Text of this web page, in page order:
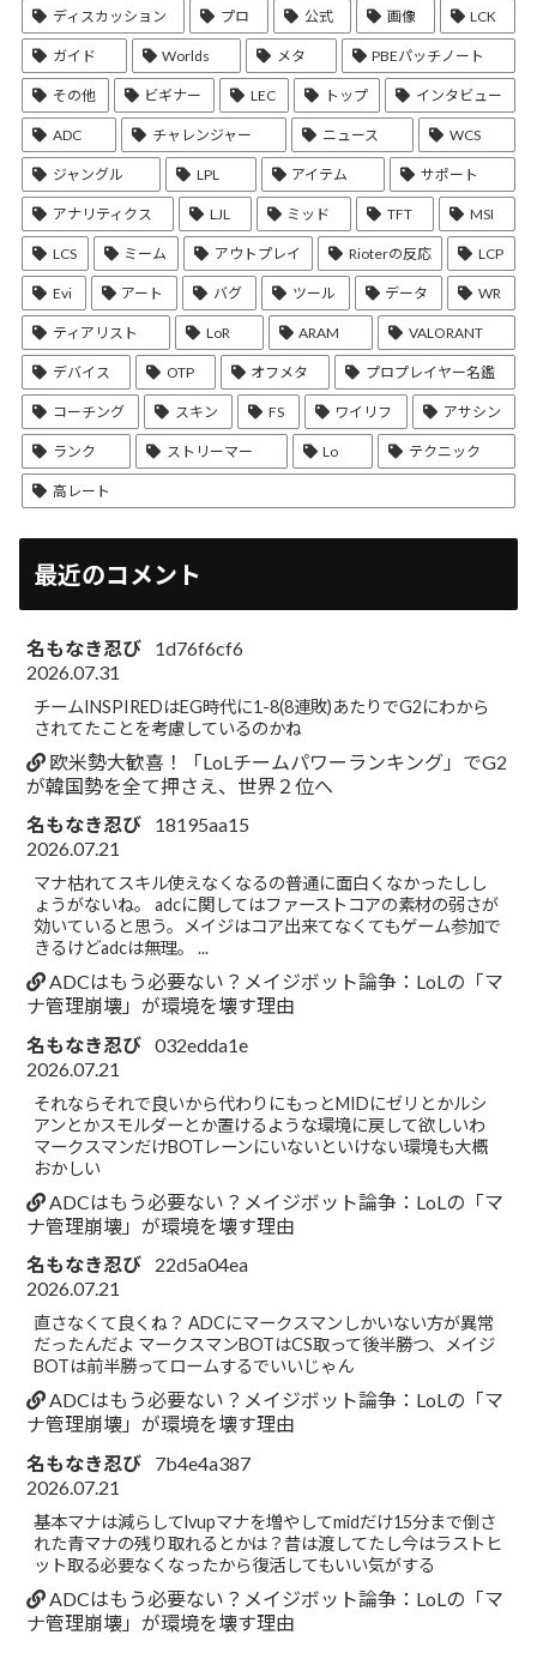
ディスカッション プロ 公式 画像 LCK
ガイド Worlds メタ PBEパッチノート
その他 ビギナー LEC トップ インタビュー
ADC チャレンジャー ニュース WCS
ジャングル LPL アイテム サポート
アナリティクス LJL ミッド TFT MSI
LCS ミーム アウトプレイ Rioterの反応 LCP
Evi アート バグ ツール データ WR
ティアリスト LoR ARAM VALORANT
デバイス OTP オフメタ プロプレイヤー名鑑
コーチング スキン FS ワイリフ アサシン
ランク ストリーマー Lo テクニック
高レート
最近のコメント
名もなき忍び
1d76f6cf6
2026.07.31
チームINSPIREDはEG時代に1-8(8連敗)あたりでG2にわから
されてたことを考慮しているのかね
欧米勢大歓喜！「LoLチームパワーランキング」でG2
が韓国勢を全て押さえ、世界２位へ
名もなき忍び
18195aa15
2026.07.21
マナ枯れてスキル使えなくなるの普通に面白くなかったしし
ょうがないね。 adcに関してはファーストコアの素材の弱さが
効いていると思う。メイジはコア出来てなくてもゲーム参加で
きるけどadcは無理。 ...
ADCはもう必要ない？メイジボット論争：LoLの「マ
ナ管理崩壊」が環境を壊す理由
名もなき忍び 032edda1e
2026.07.21
それならそれで良いから代わりにもっとMIDにゼリとかルシ
アンとかスモルダーとか置けるような環境に戻して欲しいわ
マークスマンだけBOTレーンにいないといけない環境も大概
おかしい
ADCはもう必要ない？メイジボット論争：LoLの「マ
ナ管理崩壊」が環境を壊す理由
名もなき忍び
22d5a04ea
2026.07.21
直さなくて良くね？ ADCにマークスマンしかいない方が異常
だったんだよ マークスマンBOTはCS取って後半勝つ、メイジ
BOTは前半勝ってロームするでいいじゃん
ADCはもう必要ない？メイジボット論争：LoLの「マ
ナ管理崩壊」が環境を壊す理由
名もなき忍び
7b4e4a387
2026.07.21
基本マナは減らしてlvupマナを増やしてmidだけ15分まで倒さ
れた青マナの残り取れるとかは？昔は渡してたし今はラストヒ
ット取る必要なくなったから復活してもいい気がする
ADCはもう必要ない？メイジボット論争：LoLの「マ
ナ管理崩壊」が環境を壊す理由